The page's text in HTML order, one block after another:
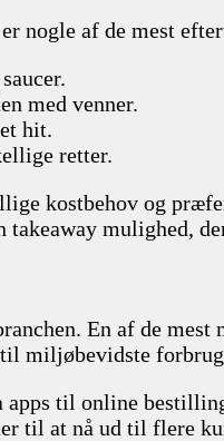
nogle af de mest
med venner.
hit.
retter.
kostbehov og
mulighed,
En af de
miljøbevidste
til online
til at nå ud til flere